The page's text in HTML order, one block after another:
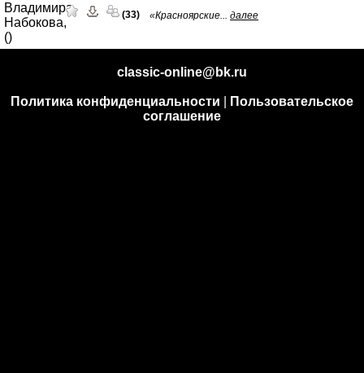
(33) «Красноярские... далее
classic-online@bk.ru
Политика конфиденциальности
Пользовательское
соглашение